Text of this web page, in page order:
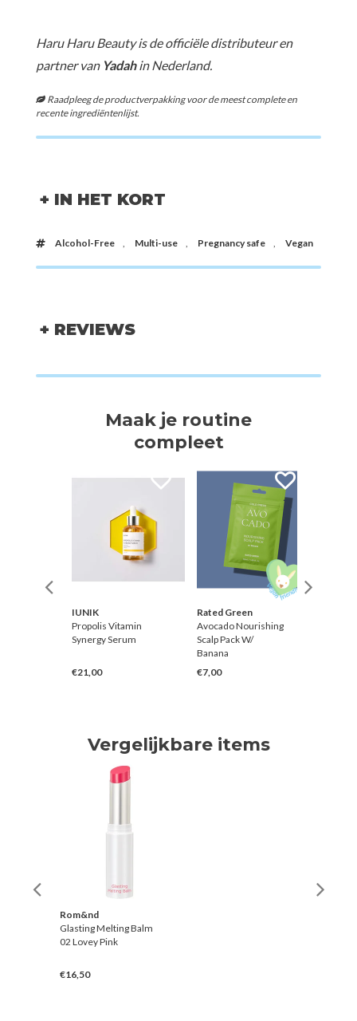
Haru Haru Beauty is de officiële distributeur en
partner van Yadahin Nederland.
Raadpleeg de productverpakking voor de meest complete en
recente ingrediëntenlijst.
+ IN HET KORT
Alcohol-Free , Multi-use , Pregnancy safe , Vegan
+ REVIEWS
Maak je routine
compleet
IUNIK
Propolis Vitamin
Synergy Serum
€21,00
Rated Green
Avocado Nourishing
Scalp Pack W/
Banana
€7,00
Vergelijkbare items
Rom&nd
Glasting Melting Balm
02 Lovey Pink
€16,50